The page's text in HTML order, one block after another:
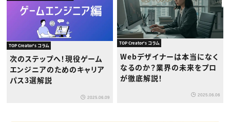
TOP Creator's コラム
次のステップへ！現役ゲーム
エンジニアのためのキャリア
パス3選解説
2025.06.09
TOP Creator's コラム
Webデザイナーは本当になく
なるのか？業界の未来をプロ
が徹底解説！
2025.06.06